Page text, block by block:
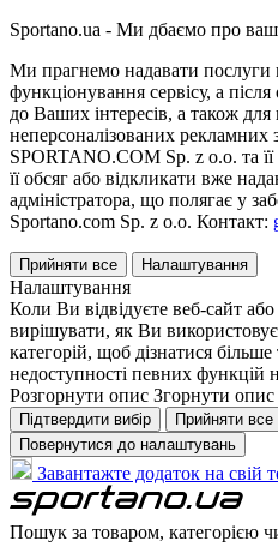
Sportano.ua - Ми дбаємо про
Ми прагнемо надавати послуги
функціонування сервісу, а
до Ваших інтересів, а також
неперсоналізованих
SPORTANO.COM Sp. z o.o. та
її обсяг або відкликати вже
адміністратора, що полягає у
Sportano.com Sp. z o.o. Контакт:
Прийняти все Налаштування
Налаштування
Коли Ви відвідуєте веб-сайт
вирішувати, як Ви
категорій, щоб дізнатися
недоступності певних функцій
Розгорнути опис Згорнути опис
Підтвердити вибір
Прийняти все
Повернутися до налаштувань
Завантажте додаток на свій
Пошук за товаром, категорією